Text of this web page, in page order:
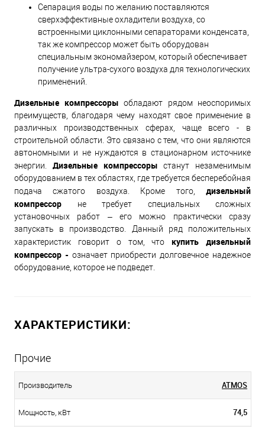
Сепарация воды по желанию поставляются
сверхэффективные охладители воздуха, со
встроенными циклонными сепараторами конденсата,
так же компрессор может быть оборудован
специальным экономайзером, который обеспечивает
получение ультра-сухого воздуха для технологических
применений.
Дизельные компрессоры обладают рядом неоспоримых
преимуществ, благодаря чему находят свое применение в
различных производственных сферах, чаще всего - в
строительной области. Это связано с тем, что они являются
автономными и не нуждаются в стационарном источнике
энергии. Дизельные компрессоры станут незаменимым
оборудованием в тех областях, где требуется бесперебойная
подача сжатого воздуха. Кроме того, дизельный
компрессор не требует специальных сложных
установочных работ – его можно практически сразу
запускать в производство. Данный ряд положительных
характеристик говорит о том, чтокупить дизельный
компрессор - означает приобрести долговечное надежное
оборудование, которое не подведет.
ХАРАКТЕРИСТИКИ:
Прочие
Производитель ATMOS
Мощность, кВт 74,5